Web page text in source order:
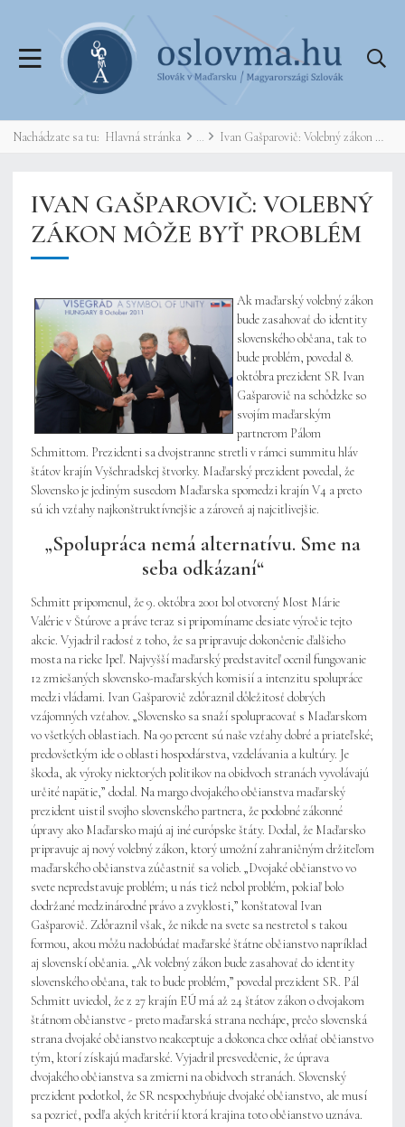
Nachádzate sa tu: Hlavná stránka Ivan Gašparovič: Volebný zákon môže byť problém
IVAN GAŠPAROVIČ: VOLEBNÝ
ZÁKON MÔŽE BYŤ PROBLÉM
Ak maďarský volebný zákon
bude zasahovať do identity
slovenského občana, tak to
bude problém, povedal 8.
októbra prezident SR Ivan
Gašparovič na schôdzke so
svojím maďarským
partnerom Pálom
Schmittom. Prezidenti sa dvojstranne stretli v rámci summitu hláv
štátov krajín Vyšehradskej štvorky. Maďarský prezident povedal, že
Slovensko je jediným susedom Maďarska spomedzi krajín V4 a preto
sú ich vzťahy najkonštruktívnejšie a zároveň aj najcitlivejšie.
„Spolupráca nemá alternatívu. Sme na
seba odkázaní“
Schmitt pripomenul, že 9. októbra 2001 bol otvorený Most Márie
Valérie v Štúrove a práve teraz si pripomíname desiate výročie tejto
akcie. Vyjadril radosť z toho, že sa pripravuje dokončenie ďalšieho
mosta na rieke Ipeľ. Najvyšší maďarský predstaviteľ ocenil fungovanie
12 zmiešaných slovensko-maďarských komisií a intenzitu spolupráce
medzi vládami. Ivan Gašparovič zdôraznil dôležitosť dobrých
vzájomných vzťahov. „Slovensko sa snaží spolupracovať s Maďarskom
vo všetkých oblastiach. Na 90 percent sú naše vzťahy dobré a priateľské;
predovšetkým ide o oblasti hospodárstva, vzdelávania a kultúry. Je
škoda, ak výroky niektorých politikov na obidvoch stranách vyvolávajú
určité napätie,” dodal. Na margo dvojakého občianstva maďarský
prezident uistil svojho slovenského partnera, že podobné zákonné
úpravy ako Maďarsko majú aj iné európske štáty. Dodal, že Maďarsko
pripravuje aj nový volebný zákon, ktorý umožní zahraničným držiteľom
maďarského občianstva zúčastniť sa volieb. „Dvojaké občianstvo vo
svete nepredstavuje problém; u nás tiež nebol problém, pokiaľ bolo
dodržané medzinárodné právo a zvyklosti,” konštatoval Ivan
Gašparovič. Zdôraznil však, že nikde na svete sa nestretol s takou
formou, akou môžu nadobúdať maďarské štátne občianstvo napríklad
aj slovenskí občania. „Ak volebný zákon bude zasahovať do identity
slovenského občana, tak to bude problém,” povedal prezident SR. Pál
Schmitt uviedol, že z 27 krajín EÚ má až 24 štátov zákon o dvojakom
štátnom občianstve - preto maďarská strana nechápe, prečo slovenská
strana dvojaké občianstvo neakceptuje a dokonca chce odňať občianstvo
tým, ktorí získajú maďarské. Vyjadril presvedčenie, že úprava
dvojakého občianstva sa zmierni na obidvoch stranách. Slovenský
prezident podotkol, že SR nespochybňuje dvojaké občianstvo, ale musí
sa pozrieť, podľa akých kritérií ktorá krajina toto občianstvo uznáva.